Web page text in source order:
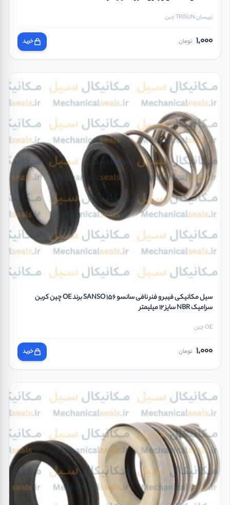
تریسان TRISUN چین
1,000 تومان خرید
سیل مکانیکی فیبر و فنر نافی سانسو 156 SANSO برند OE چین کربن
سرامیک NBR سایز 12 میلیمتر
OE چین
1,000 تومان خرید